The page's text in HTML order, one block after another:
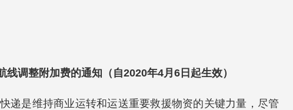
调整附加费的通知（自2020年4月6日起生效）
递是维持商业运转和运送重要救援物资的关键力量，尽管